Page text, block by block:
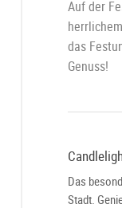
Auf der
das
Genuss!
Das
Stadt.